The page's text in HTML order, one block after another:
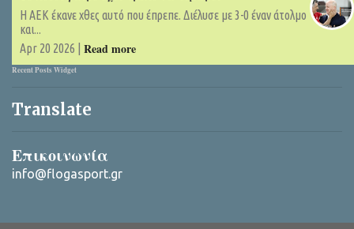
Η ΑΕΚ έκανε χθες αυτό που έπρεπε. Διέλυσε με 3-0 έναν άτολμο
και...
Apr 20 2026 | Read more
Recent Posts Widget
Translate
Επικοινωνία
info@flogasport.gr